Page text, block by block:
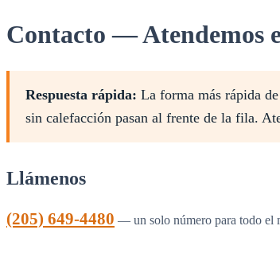
Contacto — Atendemos
Respuesta rápida: La forma más rápida
sin calefacción pasan al frente de la fila.
Llámenos
(205) 649-4480 — un solo número para todo el